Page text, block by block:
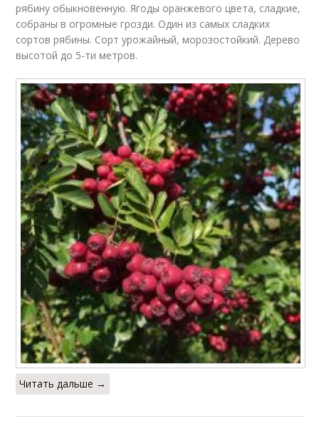
рябину обыкновенную. Ягоды оранжевого цвета, сладкие,
собраны в огромные грозди. Один из самых сладких
сортов рябины. Сорт урожайный, морозостойкий. Дерево
высотой до 5-ти метров.
Читать дальше →